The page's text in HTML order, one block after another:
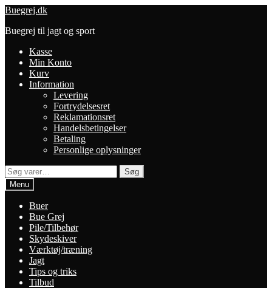
Spring
navigation
Spring
indhold
Buegrej.dk
Buegrej til jagt og sport
Kasse
Min Konto
Kurv
Information
Levering
Fortrydelsesret
Reklamationsret
Handelsbetingelser
Betaling
Personlige oplysninger
Søg
efter:
Søg
Menu
Buer
Bue Grej
Pile/Tilbehør
Skydeskiver
Værktøj/træning
Jagt
Tips og triks
Tilbud